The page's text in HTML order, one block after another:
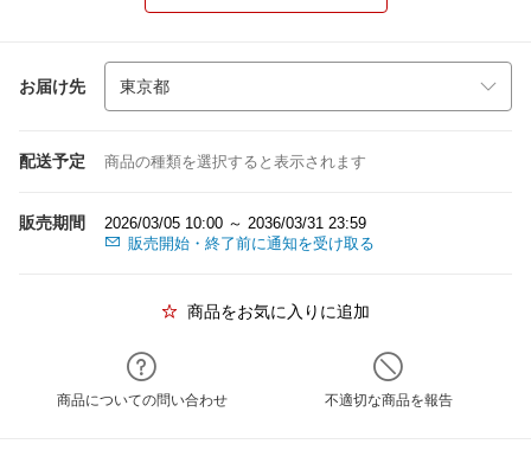
お届け先
配送予定 商品の種類を選択すると表示されます
販売期間
2026/03/05 10:00 ～ 2036/03/31 23:59
販売開始・終了前に通知を受け取る
商品をお気に入りに追加
商品についての問い合わせ 不適切な商品を報告